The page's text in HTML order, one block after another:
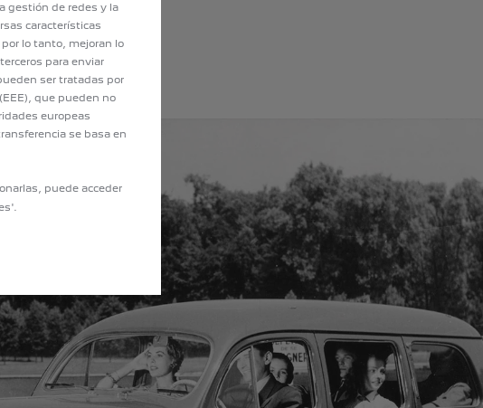
gestión de redes y la
características
lo tanto, mejoran lo
para enviar
ser tratadas por
que pueden no
europeas
se basa en
puede acceder